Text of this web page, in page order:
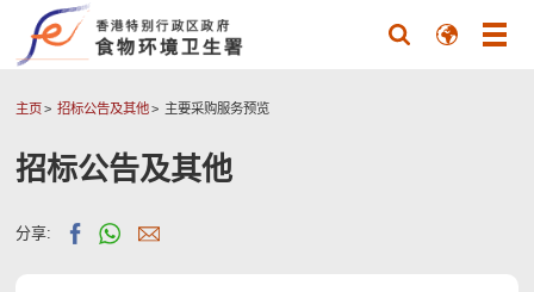
主页 招标公告及其他 主要采购服务预览
招标公告及其他
分享: